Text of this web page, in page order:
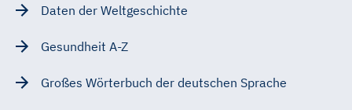
Daten der Weltgeschichte
Gesundheit A-Z
Großes Wörterbuch der deutschen Sprache